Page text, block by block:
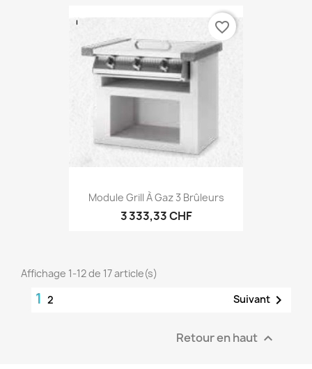
Module Grill À Gaz 3 Brûleurs
3 333,33 CHF
favorite_border
Affichage 1-12 de 17 article(s)
1 2 Suivant 
Retour en haut 